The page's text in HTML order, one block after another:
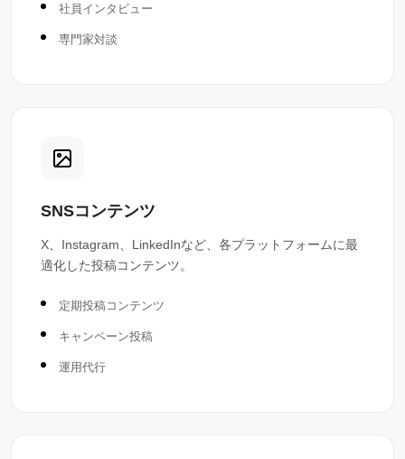
社員インタビュー
専門家対談
SNSコンテンツ
X、Instagram、LinkedInなど、各プラットフォームに最
適化した投稿コンテンツ。
定期投稿コンテンツ
キャンペーン投稿
運用代行